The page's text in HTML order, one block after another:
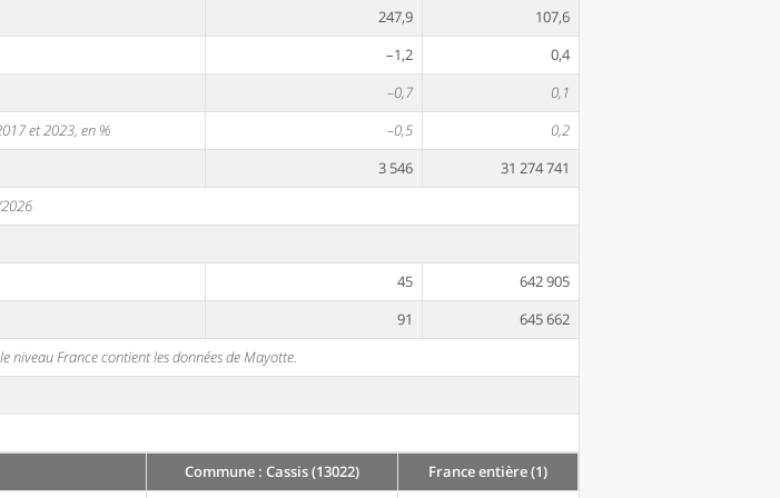
247,9
107,6
–1,2
0,4
–0,7
0,1
et 2023, en %
–0,5
0,2
3 546
31 274 741
45
642 905
91
645 662
niveau France contient les données de Mayotte.
Commune : Cassis (13022)
France entière (1)